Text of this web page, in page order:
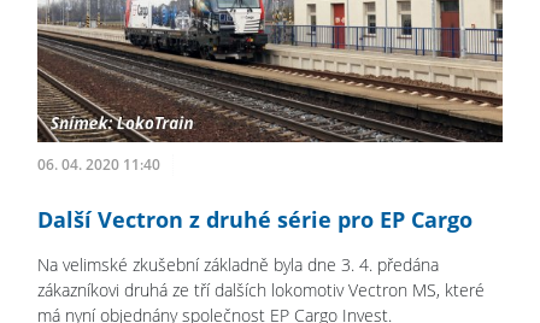
06. 04. 2020 11:40
Další Vectron z druhé série pro EP Cargo
Na velimské zkušební základně byla dne 3. 4. předána
zákazníkovi druhá ze tří dalších lokomotiv Vectron MS, které
má nyní objednány společnost EP Cargo Invest.